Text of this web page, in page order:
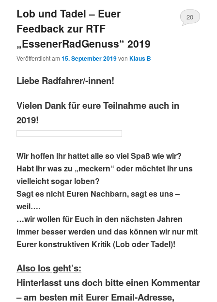
Lob und Tadel – Euer
Feedback zur RTF
„EssenerRadGenuss“ 2019
Veröffentlicht am15. September 2019vonKlaus B
20
Liebe Radfahrer/-innen!
Vielen Dank für eure Teilnahme auch in
2019!
Wir hoffen Ihr hattet alle so viel Spaß wie wir?
Habt Ihr was zu „meckern“ oder möchtet Ihr uns
vielleicht sogar loben?
Sagt es nicht Euren Nachbarn, sagt es uns –
weil….
…wir wollen für Euch in den nächsten Jahren
immer besser werden und das könnenwir nur mit
Eurer konstruktiven Kritik (Lob oder Tadel)!
Also los geht’s:
Hinterlasst uns doch bitte einen Kommentar
– am besten mit Eurer Email-Adresse,